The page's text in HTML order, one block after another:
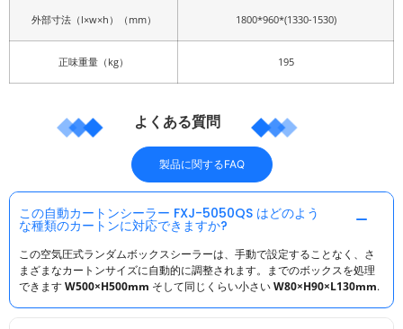
外部寸法（l×w×h）（mm） 1800*960*(1330-1530)
正味重量（kg） 195
よくある質問
製品に関するFAQ
この自動カートンシーラー FXJ-5050QS はどのよう
な種類のカートンに対応できますか?
この空気圧式ランダムボックスシーラーは、手動で設定することなく、さ
まざまなカートンサイズに自動的に調整されます。までのボックスを処理
できますW500×H500mm そして同じくらい小さいW80×H90×L130mm.